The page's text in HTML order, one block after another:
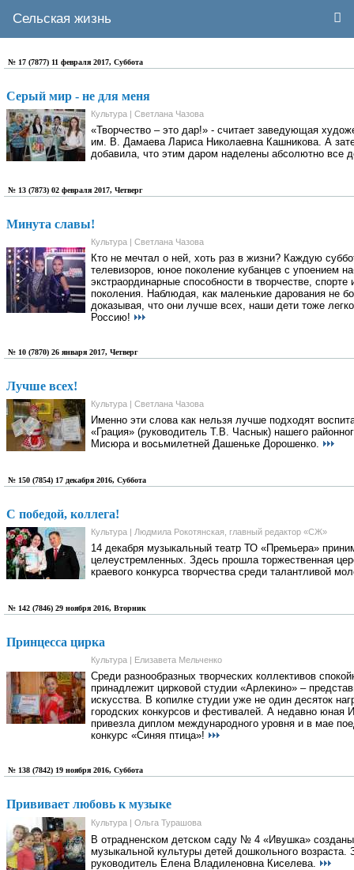
Сельская жизнь
№ 17 (7877) 11 февраля 2017, Суббота
Серый мир - не для меня
Культура | Светлана Чазова
«Творчество – это дар!» - считает заведующая
им. В. Дамаева Лариса Николаевна Кашникова. А
добавила, что этим даром наделены абсолютно все
№ 13 (7873) 02 февраля 2017, Четверг
Минута славы!
Культура | Светлана Чазова
Кто не мечтал о ней, хоть раз в жизни? Каждую
телевизоров, юное поколение кубанцев с упоением
экстраординарные способности в творчестве,
поколения. Наблюдая, как маленькие дарования не
доказывая, что они лучше всех, наши дети тоже
Россию!
№ 10 (7870) 26 января 2017, Четверг
Лучше всех!
Культура | Светлана Чазова
Именно эти слова как нельзя лучше подходят
«Грация» (руководитель Т.В. Часнык) нашего
Мисюра и восьмилетней Дашеньке Дорошенко.
№ 150 (7854) 17 декабря 2016, Суббота
С победой, коллега!
Культура | Людмила Рокотянская, главный редактор «СЖ»
14 декабря музыкальный театр ТО «Премьера»
целеустремленных. Здесь прошла торжественная
краевого конкурса творчества среди талантливой
№ 142 (7846) 29 ноября 2016, Вторник
Принцесса цирка
Культура | Елизавета Мельченко
Среди разнообразных творческих коллективов
принадлежит цирковой студии «Арлекино» –
искусства. В копилке студии уже не один десяток
городских конкурсов и фестивалей. А недавно юная
привезла диплом международного уровня и в мае
конкурс «Синяя птица»!
№ 138 (7842) 19 ноября 2016, Суббота
Прививает любовь к музыке
Культура | Ольга Турашова
В отрадненском детском саду № 4 «Ивушка»
музыкальной культуры детей дошкольного возраста.
руководитель Елена Владиленовна Киселева.